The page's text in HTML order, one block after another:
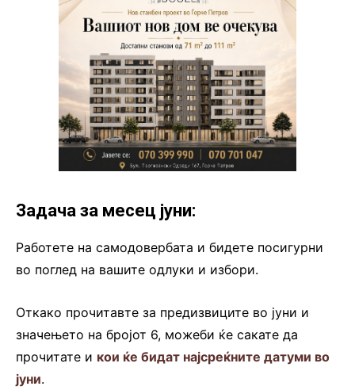
Задача за месец јуни:
Работете на самодовербата и бидете посигурни
во поглед на вашите одлуки и избори.
Откако прочитавте за предизвиците во јуни и
значењето на бројот 6, можеби ќе сакате да
прочитате и кои ќе бидат најсреќните датуми во
јуни.